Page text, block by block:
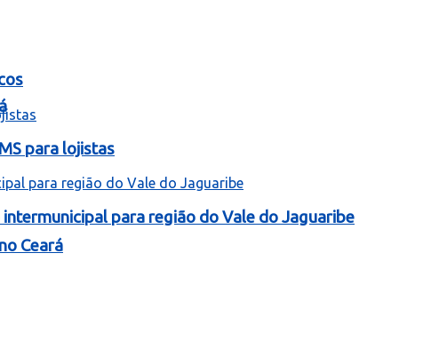
Ceará
para lojistas
para região do Vale do Jaguaribe